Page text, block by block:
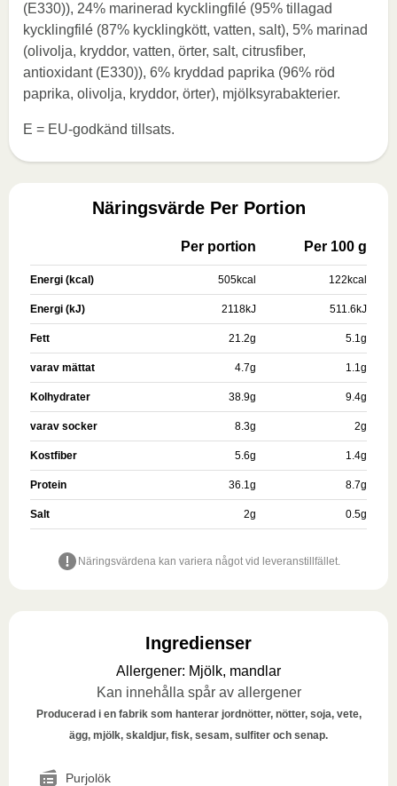
(E330)), 24% marinerad kycklingfilé (95% tillagad
kycklingfilé (87% kycklingkött, vatten, salt), 5% marinad
(olivolja, kryddor, vatten, örter, salt, citrusfiber,
antioxidant (E330)), 6% kryddad paprika (96% röd
paprika, olivolja, kryddor, örter), mjölksyrabakterier.
E = EU-godkänd tillsats.
Näringsvärde Per Portion
Per portion Per 100 g
Energi (kcal) 505kcal 122kcal
Energi (kJ) 2118kJ 511.6kJ
Fett 21.2g 5.1g
varav mättat 4.7g 1.1g
Kolhydrater 38.9g 9.4g
varav socker 8.3g 2g
Kostfiber 5.6g 1.4g
Protein 36.1g 8.7g
Salt 2g 0.5g
Näringsvärdena kan variera något vid leveranstillfället.
Ingredienser
Allergener: Mjölk, mandlar
Kan innehålla spår av allergener
Producerad i en fabrik som hanterar jordnötter, nötter, soja, vete,
ägg, mjölk, skaldjur, fisk, sesam, sulfiter och senap.
Purjolök